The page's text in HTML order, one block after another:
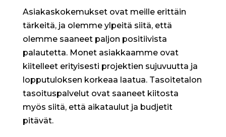
Asiakaskokemukset ovat meille erittäin
tärkeitä, ja olemme ylpeitä siitä, että
olemme saaneet paljon positiivista
palautetta. Monet asiakkaamme ovat
kiitelleet erityisesti projektien sujuvuutta ja
lopputuloksen korkeaa laatua. Tasoitetalon
tasoituspalvelut ovat saaneet kiitosta
myös siitä, että aikataulut ja budjetit
pitävät.